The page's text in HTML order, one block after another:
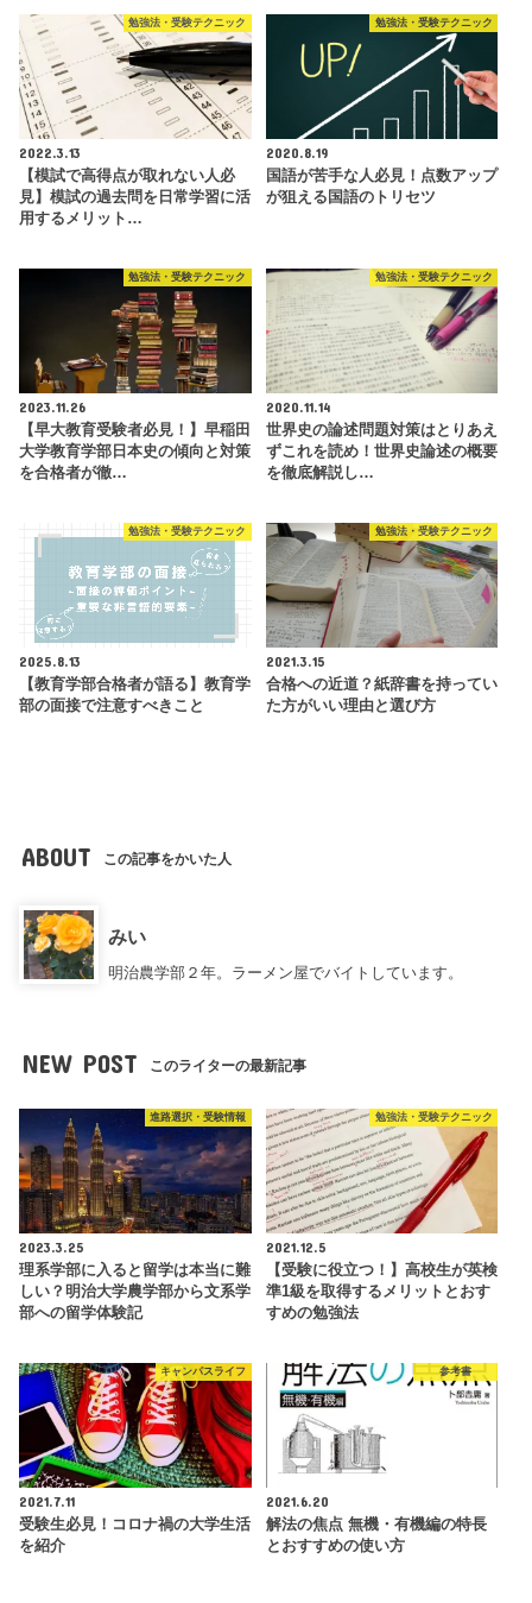
勉強法・受験テクニック
2022.3.13
【模試で高得点が取れない人必
見】模試の過去問を日常学習に活
用するメリット…
勉強法・受験テクニック
2020.8.19
国語が苦手な人必見！点数アップ
が狙える国語のトリセツ
勉強法・受験テクニック
2023.11.26
【早大教育受験者必見！】早稲田
大学教育学部日本史の傾向と対策
を合格者が徹…
勉強法・受験テクニック
2020.11.14
世界史の論述問題対策はとりあえ
ずこれを読め！世界史論述の概要
を徹底解説し…
勉強法・受験テクニック
2025.8.13
【教育学部合格者が語る】教育学
部の面接で注意すべきこと
勉強法・受験テクニック
2021.3.15
合格への近道？紙辞書を持ってい
た方がいい理由と選び方
ABOUT この記事をかいた人
みい
明治農学部２年。ラーメン屋でバイトしています。
NEW POST このライターの最新記事
進路選択・受験情報
2023.3.25
理系学部に入ると留学は本当に難
しい？明治大学農学部から文系学
部への留学体験記
勉強法・受験テクニック
2021.12.5
【受験に役立つ！】高校生が英検
準1級を取得するメリットとおす
すめの勉強法
キャンパスライフ
2021.7.11
受験生必見！コロナ禍の大学生活
を紹介
参考書
2021.6.20
解法の焦点 無機・有機編の特長
とおすすめの使い方